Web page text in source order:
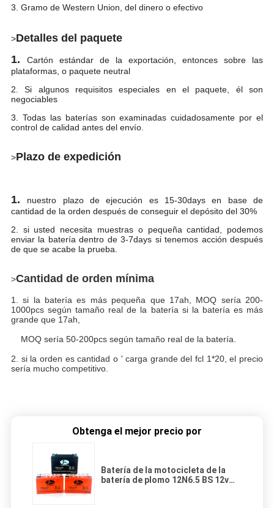
3. Gramo de Western Union, del dinero o efectivo
>Detalles del paquete
1.
Cartón estándar de la exportación, entonces sobre las
plataformas, o paquete neutral
2. Si algunos requisitos especiales en el paquete, él son
negociables
3. Todas las baterías son examinadas cuidadosamente por el
control de calidad antes del envío.
>Plazo de expedición
1.
nuestro plazo de ejecución es 15-30days en base de
cantidad de la orden después de conseguir el depósito del 30%
2. si usted necesita muestras o pequeña cantidad, podemos
enviar la batería dentro de 3-7days si tenemos acción después
de que se acabe la prueba.
>Cantidad de orden mínima
1. si la batería es más pequeña que 17ah, MOQ sería 200-
1000pcs según tamaño real de la batería si la batería es más
grande que 17ah,
MOQ sería 50-200pcs según tamaño real de la batería.
2. si la orden es cantidad o ' carga grande del fcl 1*20, el precio
sería mucho competitivo.
Obtenga el mejor precio por
Batería de la motocicleta de la
batería de plomo 12N6.5 BS 12v